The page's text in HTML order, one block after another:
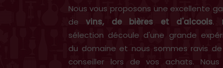
Nous vous proposons une excellente
devins, de bières et d'alcools.
sélection découle d'une grande
du domaine et nous sommes ravis
conseiller lors de vos achats. Nous